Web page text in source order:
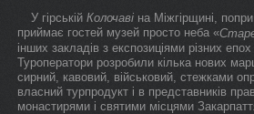
У гірській Колочаві на Міжгірщині, попри
приймає гостей музей просто неба «
інших закладів з експозиціями різних епох
Туроператори розробили кілька нових
сирний, кавовий, військовий, стежками
власний турпродукт і в представників
монастирями і святими місцями